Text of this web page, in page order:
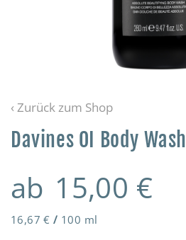
‹ Zurück zum Shop
Davines OI Body Wash
ab 15,00 €
16,67€ / 100 ml